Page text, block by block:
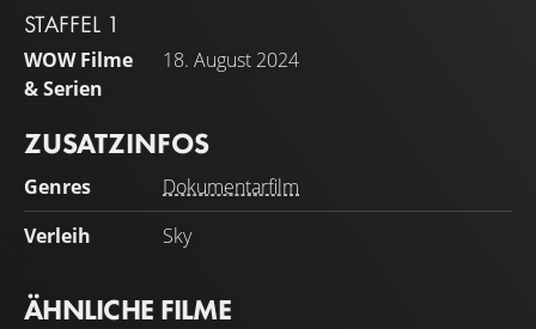
STAFFEL 1
WOW Filme
& Serien
18. August 2024
ZUSATZINFOS
Genres
Dokumentarfilm
Verleih
Sky
ÄHNLICHE FILME